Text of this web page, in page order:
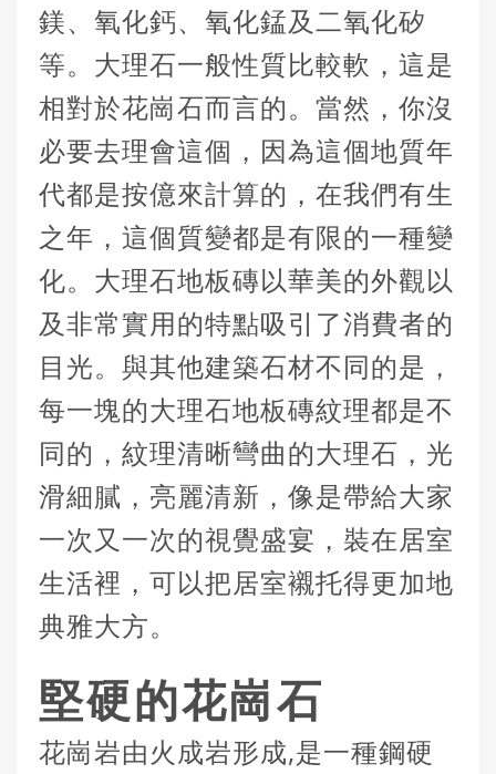
鎂、氧化鈣、氧化錳及二氧化矽
等。大理石一般性質比較軟，這是
相對於花崗石而言的。當然，你沒
必要去理會這個，因為這個地質年
代都是按億來計算的，在我們有生
之年，這個質變都是有限的一種變
化。大理石地板磚以華美的外觀以
及非常實用的特點吸引了消費者的
目光。與其他建築石材不同的是，
每一塊的大理石地板磚紋理都是不
同的，紋理清晰彎曲的大理石，光
滑細膩，亮麗清新，像是帶給大家
一次又一次的視覺盛宴，裝在居室
生活裡，可以把居室襯托得更加地
典雅大方。
堅硬的花崗石
花崗岩由火成岩形成,是一種鋼硬